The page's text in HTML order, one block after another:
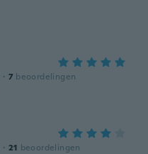
· 7 beoordelingen
· 21 beoordelingen